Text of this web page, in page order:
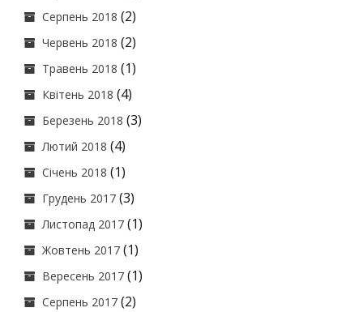
Серпень 2018 (2)
Червень 2018 (2)
Травень 2018 (1)
Квітень 2018 (4)
Березень 2018 (3)
Лютий 2018 (4)
Січень 2018 (1)
Грудень 2017 (3)
Листопад 2017 (1)
Жовтень 2017 (1)
Вересень 2017 (1)
Серпень 2017 (2)